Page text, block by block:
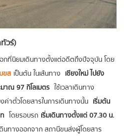
วร์)
กที่นิยมเดินทางตั้งแต่อดีตถึงปัจจุบัน โดย
บขส เป็นต้น ในเส้นทาง เชียงใหม่ ไปยัง
มาณ 97 กิโลเมตร ใช้เวลาเดินทาง
ค่าตั๋วโดยสารในการเดินทางนั้น เริ่มต้น
โดยรอบรถ เริ่มเดินทางตั้งแต่ 07.30 น.
ดินทางออกจาก สถานีขนส่งผู้โดยสาร